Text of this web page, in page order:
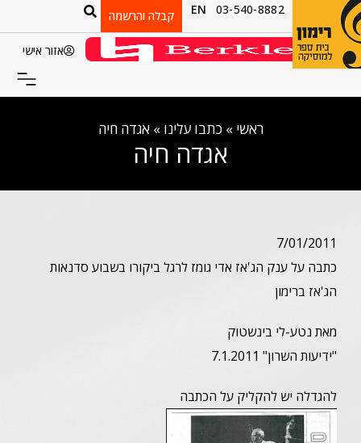
03-540-8882
EN קבלה והרשמה
אזור אישי
ראשי »כתבו עלינו »אגדה חיה
אגדה חיה
7/01/2011
כתבה על ענק הג'אז אדי גומז לרגל ביקורו בשבוע סדנאות
הג'אז ברימון
מאת נטע-לי בינשטוק
"ידיעות השרון" 7.1.2011
להגדלה יש להקליק על הכתבה